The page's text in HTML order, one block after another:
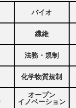
バイオ
繊維
法務・規制
化学物質規制
オープン
イノベーション